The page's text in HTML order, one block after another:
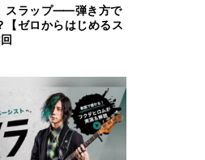
スラップ⸺弾き方で
【ゼロからはじめるス